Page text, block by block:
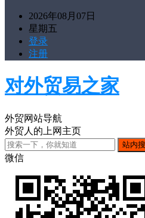
2026年08月07日
星期五
登录
注册
对外贸易之家
外贸网站导航
外贸人的上网主页
微信